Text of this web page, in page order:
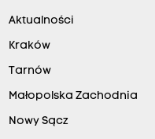
Aktualności
Kraków
Tarnów
Małopolska Zachodnia
Nowy Sącz